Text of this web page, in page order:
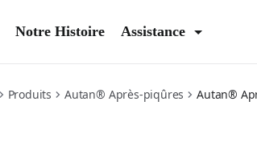
Notre Histoire Assistance
Produits Autan® Après-piqûres Autan®